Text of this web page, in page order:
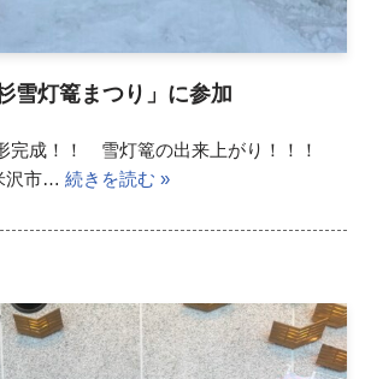
雪灯篭まつり」に参加
完成！！ 雪灯篭の出来上がり！！！
沢市… 続きを読む »